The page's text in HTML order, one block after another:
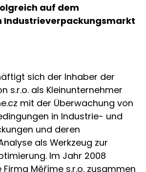
auf dem
Industrieverpackungsmarkt
sich der Inhaber der
s.r.o. als Kleinunternehmer
mit der Überwachung von
in Industrie- und
und deren
als Werkzeug zur
Im Jahr 2008
Měříme s.r.o. zusammen